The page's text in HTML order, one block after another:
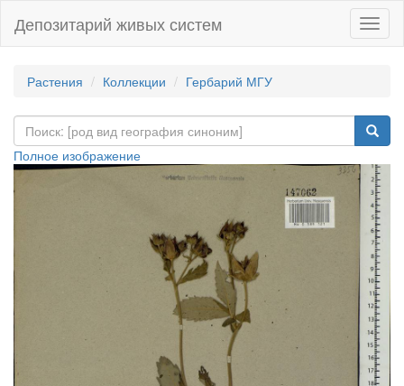
Депозитарий живых систем
Растения Коллекции Гербарий МГУ
Полное изображение